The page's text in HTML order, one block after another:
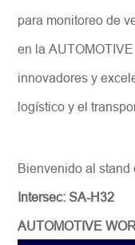
para monitoreo de
en la
innovadores y
logístico y el
Bienvenido al stand
Intersec: SA-H32
AUTOMOTIVE